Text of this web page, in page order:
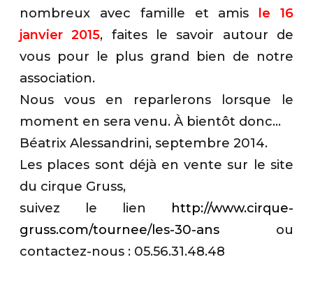
nombreux avec famille et amis le 16
janvier 2015, faites le savoir autour de
vous pour le plus grand bien de notre
association.
Nous vous en reparlerons lorsque le
moment en sera venu. À bientôt donc…
Béatrix Alessandrini, septembre 2014.
Les places sont déjà en vente sur le site
du cirque Gruss,
suivez le lien http://www.cirque-
gruss.com/tournee/les-30-ans ou
contactez-nous : 05.56.31.48.48